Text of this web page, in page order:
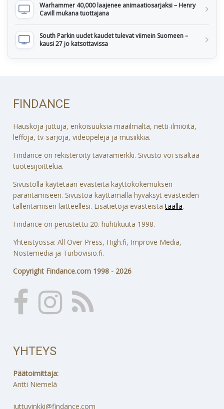
Warhammer 40,000 laajenee animaatiosarjaksi – Henry
Cavill mukana tuottajana
South Parkin uudet kaudet tulevat viimein Suomeen –
kausi 27 jo katsottavissa
FINDANCE
Hauskoja juttuja, erikoisuuksia maailmalta, netti-ilmiöitä,
leffoja, tv-sarjoja, videopelejä ja musiikkia.
Findance on rekisteröity tavaramerkki. Sivusto voi sisältää
tuotesijoittelua.
Sivustolla käytetään evästeitä käyttökokemuksen
parantamiseen. Sivustoa käyttämällä hyväksyt evästeiden
tallentamisen laitteellesi. Lisätietoja evästeistätäällä.
Findance on perustettu 20. huhtikuuta 1998.
Yhteistyössä: All Over Press, High.fi, Improve Media,
Nostemedia ja Turbovisio.fi.
Copyright Findance.com 1998 - 2026
YHTEYS
Päätoimittaja:
Antti Niemelä
juttuvinkki@findance.com